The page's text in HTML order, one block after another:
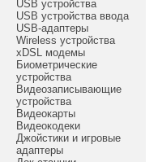
USB устройства
USB устройства ввода
USB-адаптеры
Wireless устройства
xDSL модемы
Биометрические
устройства
Видеозаписывающие
устройства
Видеокарты
Видеокодеки
Джойстики и игровые
адаптеры